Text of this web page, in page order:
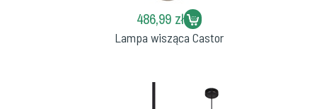
486,99 zł
Lampa wisząca Castor